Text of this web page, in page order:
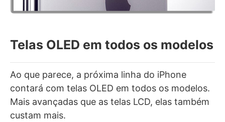
Telas OLED em todos os modelos
Ao que parece, a próxima linha do iPhone
contará com telas OLED em todos os modelos.
Mais avançadas que as telas LCD, elas também
custam mais.